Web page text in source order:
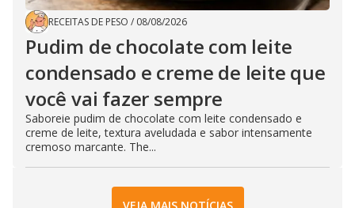
RECEITAS DE PESO / 08/08/2026
Pudim de chocolate com leite
condensado e creme de leite que
você vai fazer sempre
Saboreie pudim de chocolate com leite condensado e
creme de leite, textura aveludada e sabor intensamente
cremoso marcante. The...